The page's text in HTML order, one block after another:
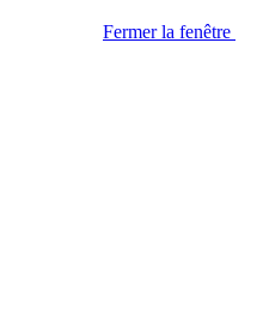
Fermer la fenêtre